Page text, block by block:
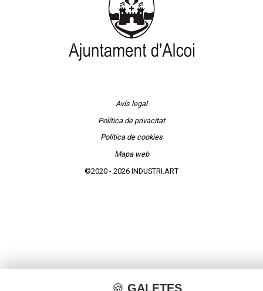
Avís legal
Política de privacitat
Política de cookies
Mapa web
©2020 - 2026 INDUSTRI.ART
🍪 GALETES